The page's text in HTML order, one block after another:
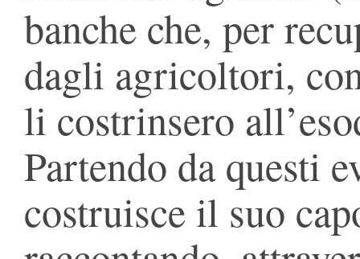
banche che, per
dagli agricoltori,
li costrinsero
Partendo da questi
costruisce il suo